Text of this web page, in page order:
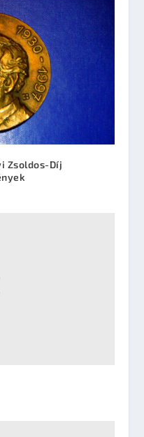
Zsoldos-Díj